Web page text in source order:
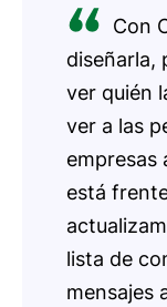
Con
diseñarla,
ver quién
ver a las
empresas
está
lista de
mensajes